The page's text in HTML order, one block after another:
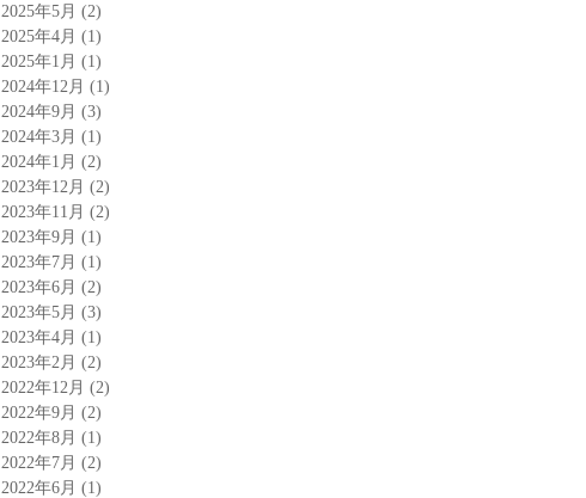
2025年5月 (2)
2025年4月 (1)
2025年1月 (1)
2024年12月 (1)
2024年9月 (3)
2024年3月 (1)
2024年1月 (2)
2023年12月 (2)
2023年11月 (2)
2023年9月 (1)
2023年7月 (1)
2023年6月 (2)
2023年5月 (3)
2023年4月 (1)
2023年2月 (2)
2022年12月 (2)
2022年9月 (2)
2022年8月 (1)
2022年7月 (2)
2022年6月 (1)